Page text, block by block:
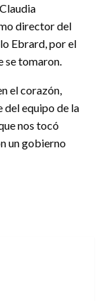
director del
Ebrard, por el
se tomaron.
el corazón,
equipo de la
nos tocó
un gobierno